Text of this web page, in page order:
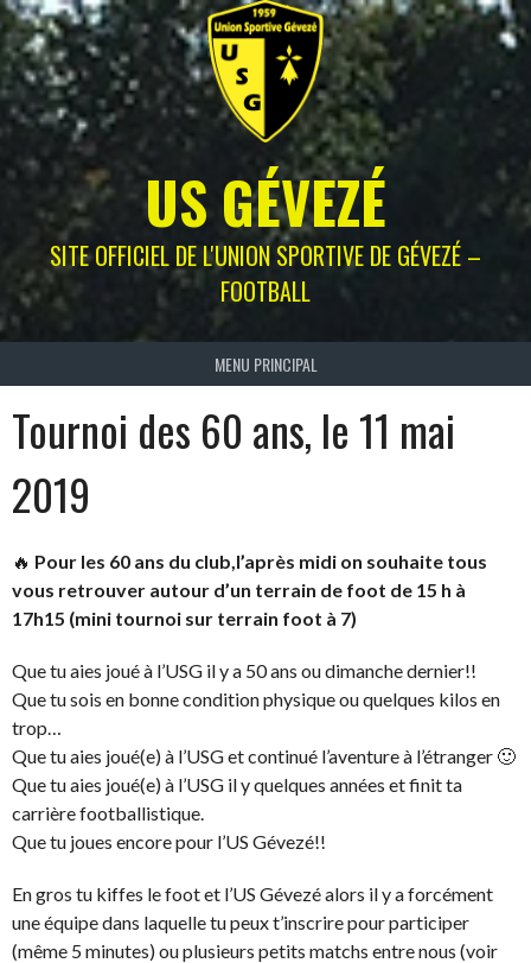
Skip
to
content
US GÉVEZÉ
SITE OFFICIEL DE L'UNION SPORTIVE DE GÉVEZÉ –
FOOTBALL
MENU PRINCIPAL
Tournoi des 60 ans, le 11 mai
2019
🔥 Pour les 60 ans du club,l’après midi on souhaite tous
vous retrouver autour d’un terrain de foot de 15 h à
17h15 (mini tournoi sur terrain foot à 7)
Que tu aies joué à l’USG il y a 50 ans ou dimanche dernier!!
Que tu sois en bonne condition physique ou quelques kilos en
trop…
Que tu aies joué(e) à l’USG et continué l’aventure à l’étranger 🙂
Que tu aies joué(e) à l’USG il y quelques années et finit ta
carrière footballistique.
Que tu joues encore pour l’US Gévezé!!
En gros tu kiffes le foot et l’US Gévezé alors il y a forcément
une équipe dans laquelle tu peux t’inscrire pour participer
(même 5 minutes) ou plusieurs petits matchs entre nous (voir